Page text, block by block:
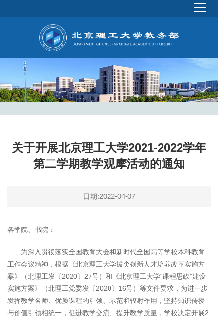
关于开展北京理工大学2021-2022学年
第二学期教学观摩活动的通知
日期:2022-04-07
各学院、书院：
为深入贯彻落实全国教育大会和新时代全国高等学校本科教育
工作会议精神，根据《北京理工大学拔尖创新人才培养改革实施方
案》（北理工发〔2020〕27号）和《北京理工大学“课程思政”建设
实施方案》（北理工党委发〔2020〕16号）等文件要求，为进一步
发挥教学名师、优质课程的引领、示范和辐射作用，坚持知识传授
与价值引领相统一，促进教学交流、提升教学质量，学校决定开展2